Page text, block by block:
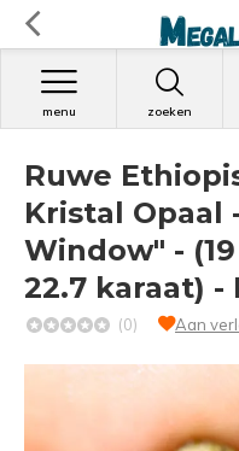
zoeken
menu
Ruwe
Kristal Opaal
Window" - (19
22.7 karaat) -
(0) Aan